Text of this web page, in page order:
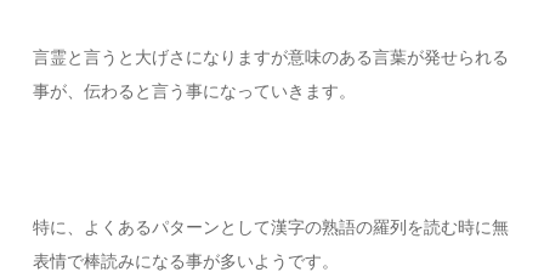
言霊と言うと大げさになりますが意味のある言葉が発せられる
事が、伝わると言う事になっていきます。
特に、よくあるパターンとして漢字の熟語の羅列を読む時に無
表情で棒読みになる事が多いようです。